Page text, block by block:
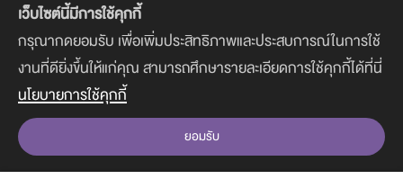
เว็บไซต์นี้มีการใช้คุกกี้
กรุณากดยอมรับ เพื่อเพิ่มประสิทธิภาพและประสบการณ์ในการใช้
งานที่ดียิ่งขึ้นให้แก่คุณ สามารถศึกษารายละเอียดการใช้คุกกี้ได้ที่นี่
นโยบายการใช้คุกกี้
ยอมรับ
ฝ่ายบริการลูกค้า
ดาวน์โหลดแอพฯ
COPYRIGHT © 2017-2020 CUTE PRESS. ALL RIGHTS RESERVED.